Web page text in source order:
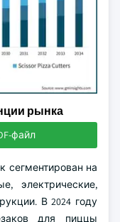
рынка
файл
сегментирован на
электрические,
В 2024 году
для пиццы